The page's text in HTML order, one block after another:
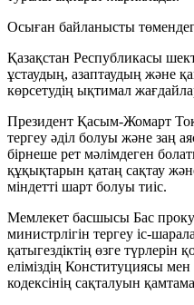
Осыған байланысты
Қазақстан Республикасы
ұстаудың, азаптаудың және
көрсетудің ықтимал
Президент Қасым-Жомарт
тергеу әділ болуы және заң
бірнеше рет мәлімдеген
құқықтарын қатаң сақтау
міндетті шарт болуы тиіс.
Мемлекет басшысы Бас
министрлігін тергеу іс-
қатыгездіктің өзге
еліміздің Конституциясы
кодексiнің сақталуын